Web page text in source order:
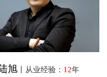
旭丨从业经验： 12年